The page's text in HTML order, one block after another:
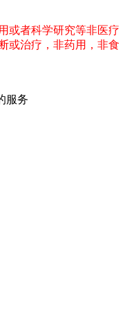
或者科学研究等非医疗
或治疗，非药用，非食
服务